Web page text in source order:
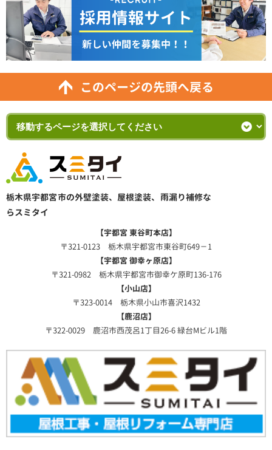
このページの先頭へ戻る
栃木県宇都宮市の外壁塗装、屋根塗装、雨漏り補修な
らスミタイ
【宇都宮 東谷町本店】
〒321-0123 栃木県宇都宮市東谷町649－1
【宇都宮 御幸ヶ原店】
〒321-0982 栃木県宇都宮市御幸ケ原町136-176
【小山店】
〒323-0014 栃木県小山市喜沢1432
【鹿沼店】
〒322-0029 鹿沼市西茂呂1丁目26-6 緑台Mビル1階